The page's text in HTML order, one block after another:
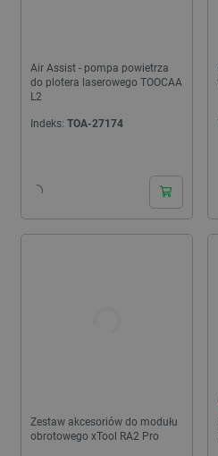
Air Assist - pompa powietrza
do plotera laserowego TOOCAA
L2
Indeks: TOA-27174
Zestaw akcesoriów do modułu
obrotowego xTool RA2 Pro